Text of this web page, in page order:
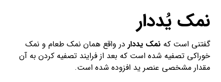
نمک یُددار
گفتنی است که نمک یددار در واقع همان نمک طعام و نمک
خوراکی تصفیه شده است که بعد از فرایند تصفیه کردن به آن
مقدار مشخصی عنصر ید افزوده شده است.